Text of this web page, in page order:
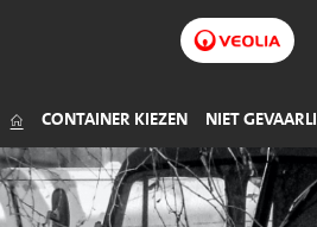
CONTAINER KIEZEN NIET
Groenafval
Klein gevaarlijk afval (KGA)
Remvloeistof